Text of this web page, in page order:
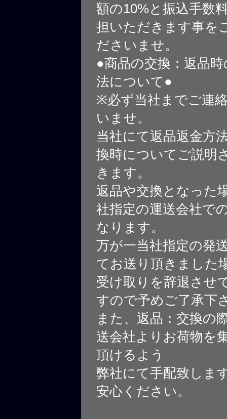
額の10%と振込手数
担いただきます事を
ださいませ。
●商品の交換：返品
法について●
※必ず当社までご連
いませ。
当社にて返品返金方
換時についてご説明
きます。
返品や交換となった
社指定の運送会社で
なります。
万が一当社指定の発
てお送り頂きました
受け取りを辞退させ
すので予めご了承下
また、返品：交換の
送会社よりお荷物を
頂けるよう
弊社にて手配致しま
安心ください。